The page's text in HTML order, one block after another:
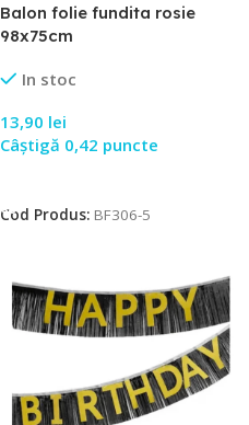
Balon folie fundita rosie
98x75cm
In stoc
13,90 lei
Câștigă 0,42 puncte
Cod Produs: BF306-5